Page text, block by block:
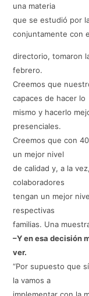
una materia
que se estudió por
conjuntamente con
directorio, tomaron
febrero.
Creemos que
capaces de hacer lo
mismo y hacerlo
presenciales.
Creemos que con
un mejor nivel
de calidad y, a la
colaboradores
tengan un mejor
respectivas
familias. Una
–Y en esa decisión
ver.
“Por supuesto que
la vamos a